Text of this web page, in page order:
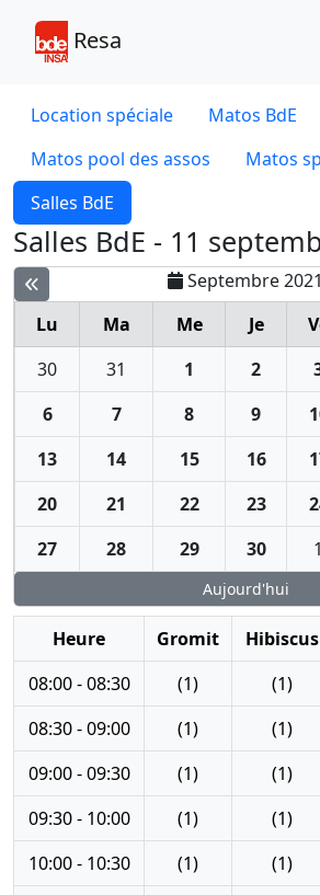
Resa
Location spéciale
Matos BdE
Matos pool des assos
Matos
Salles BdE
Salles BdE - 11
Septembre 2021
Lu
Ma Me Je
30
31 1 2
6
7 8 9
13
14 15 16
20
21 22 23
27
28 29 30 1
Aujourd'hui
Heure Gromit Hibiscus
08:00 - 08:30
(1) (1)
08:30 - 09:00
(1) (1)
09:00 - 09:30
(1) (1)
09:30 - 10:00
(1) (1)
10:00 - 10:30
(1) (1)